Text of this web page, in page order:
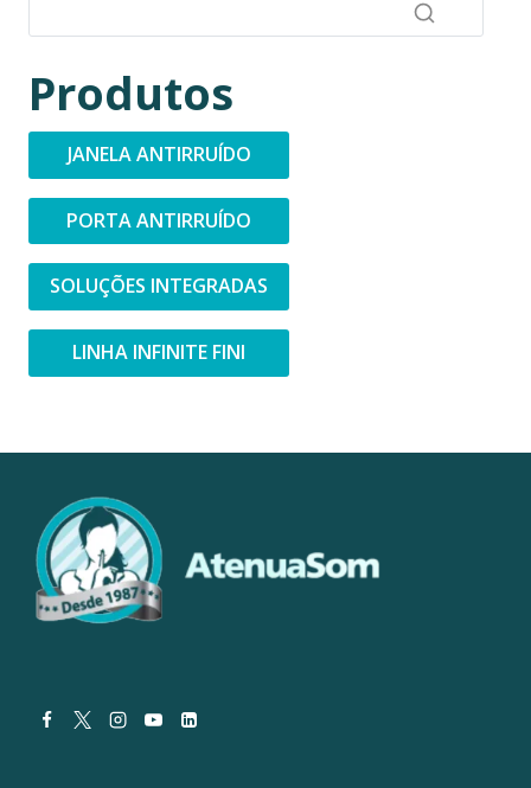
Produtos
JANELA ANTIRRUÍDO
PORTA ANTIRRUÍDO
SOLUÇÕES INTEGRADAS
LINHA INFINITE FINI